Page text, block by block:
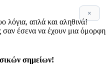
×
λόγια, απλά και αληθινά!
έσενα να έχουν μια όμορφη
σημείων!